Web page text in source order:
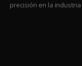
precisión en la